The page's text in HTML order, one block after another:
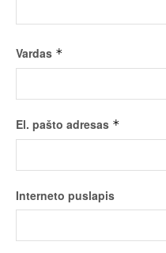
Vardas *
El. pašto adresas *
Interneto puslapis